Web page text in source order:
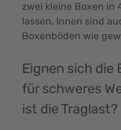
zwei kleine Boxen in
lassen. Innen sind
Boxenböden wie
Eignen sich die
für schweres
ist die Traglast?